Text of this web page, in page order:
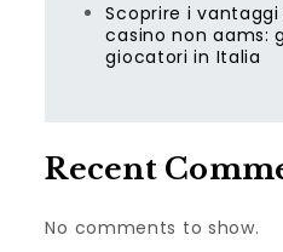
Scoprire i
casino non aams:
giocatori in Italia
Recent
No comments to show.